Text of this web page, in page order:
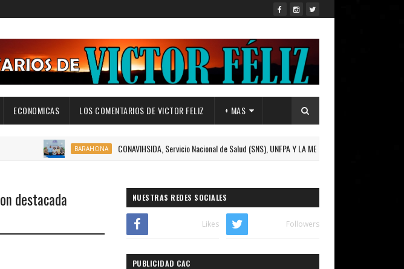
ECONOMICAS LOS COMENTARIOS DE VICTOR FELIZ + MAS
BARAHONA CONAVIHSIDA, Servicio Nacional de Salud (SNS), UNFPA Y LA MESA TÉCNICA DE GÉNERO y VIH DE
destacada
NUESTRAS REDES SOCIALES
Likes Followers
PUBLICIDAD CAC